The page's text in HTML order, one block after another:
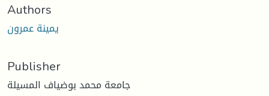
Authors
يمينة عمرون
Publisher
جامعة محمد بوضياف المسيلة